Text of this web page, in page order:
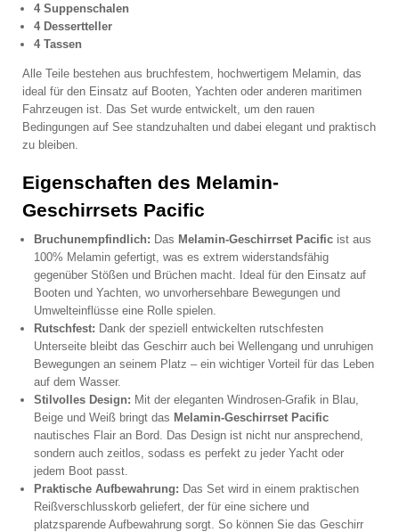
4 Suppenschalen
4 Dessertteller
4 Tassen
Alle Teile bestehen aus bruchfestem, hochwertigem Melamin, das
ideal für den Einsatz auf Booten, Yachten oder anderen maritimen
Fahrzeugen ist. Das Set wurde entwickelt, um den rauen
Bedingungen auf See standzuhalten und dabei elegant und praktisch
zu bleiben.
Eigenschaften des Melamin-
Geschirrsets Pacific
Bruchunempfindlich: Das Melamin-Geschirrset Pacific ist aus
100% Melamin gefertigt, was es extrem widerstandsfähig
gegenüber Stößen und Brüchen macht. Ideal für den Einsatz auf
Booten und Yachten, wo unvorhersehbare Bewegungen und
Umwelteinflüsse eine Rolle spielen.
Rutschfest: Dank der speziell entwickelten rutschfesten
Unterseite bleibt das Geschirr auch bei Wellengang und unruhigen
Bewegungen an seinem Platz – ein wichtiger Vorteil für das Leben
auf dem Wasser.
Stilvolles Design: Mit der eleganten Windrosen-Grafik in Blau,
Beige und Weiß bringt das Melamin-Geschirrset Pacific
nautisches Flair an Bord. Das Design ist nicht nur ansprechend,
sondern auch zeitlos, sodass es perfekt zu jeder Yacht oder
jedem Boot passt.
Praktische Aufbewahrung: Das Set wird in einem praktischen
Reißverschlusskorb geliefert, der für eine sichere und
platzsparende Aufbewahrung sorgt. So können Sie das Geschirr